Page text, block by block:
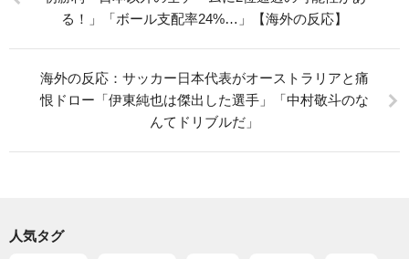
る！」「ボール支配率24%…」【海外の反応】
海外の反応：サッカー日本代表がオーストラリアと痛
恨ドロー「伊東純也は傑出した選手」「中村敬斗のな
んてドリブルだ」
人気タグ